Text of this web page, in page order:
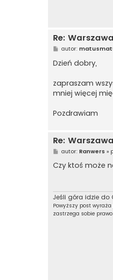
Re:
P
s
t
autor:
Dzień dobry,
zapraszam
mniej więcej
Pozdrawiam
Re:
P
s
t
autor: Ranwers »
Czy ktoś może
Jeśli góra idzie do
Powyższy post
zastrzega sobie